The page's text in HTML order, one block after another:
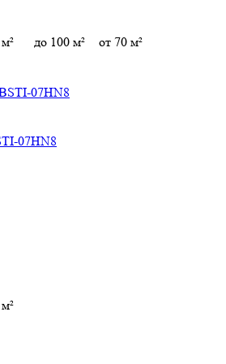
до 100 м² от 70 м²
07HN8